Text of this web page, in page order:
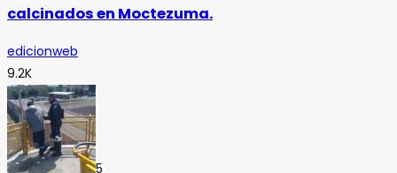
calcinados en Moctezuma.
edicionweb
9.2K
5